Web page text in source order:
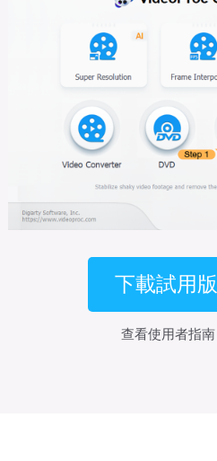
下載試用版
查看使用者指南